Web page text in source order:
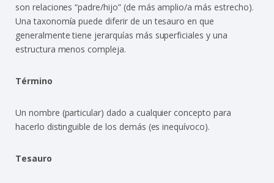
son relaciones “padre/hijo” (de más amplio/a más estrecho).
Una taxonomía puede diferir de un tesauro en que
generalmente tiene jerarquías más superficiales y una
estructura menos compleja.
Término
Un nombre (particular) dado a cualquier concepto para
hacerlo distinguible de los demás (es inequívoco).
Tesauro